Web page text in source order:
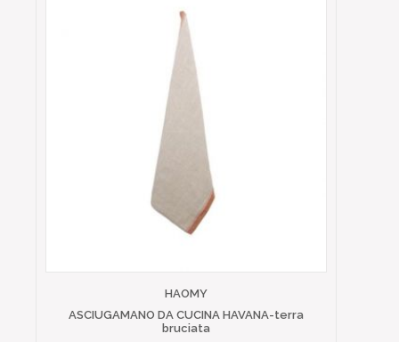
HAOMY
ASCIUGAMANO DA CUCINA HAVANA-terra
bruciata